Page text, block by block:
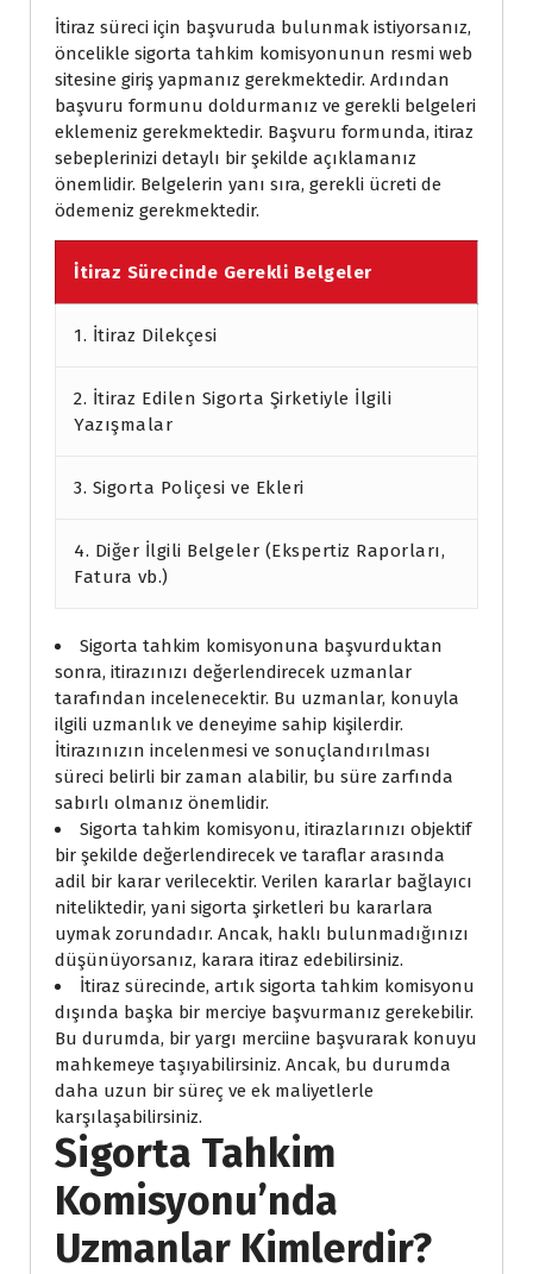
İtiraz süreci için başvuruda bulunmak istiyorsanız,
öncelikle sigorta tahkim komisyonunun resmi web
sitesine giriş yapmanız gerekmektedir. Ardından
başvuru formunu doldurmanız ve gerekli belgeleri
eklemeniz gerekmektedir. Başvuru formunda, itiraz
sebeplerinizi detaylı bir şekilde açıklamanız
önemlidir. Belgelerin yanı sıra, gerekli ücreti de
ödemeniz gerekmektedir.
İtiraz Sürecinde Gerekli Belgeler
1. İtiraz Dilekçesi
2. İtiraz Edilen Sigorta Şirketiyle İlgili
Yazışmalar
3. Sigorta Poliçesi ve Ekleri
4. Diğer İlgili Belgeler (Ekspertiz Raporları,
Fatura vb.)
Sigorta tahkim komisyonuna başvurduktan
sonra, itirazınızı değerlendirecek uzmanlar
tarafından incelenecektir. Bu uzmanlar, konuyla
ilgili uzmanlık ve deneyime sahip kişilerdir.
İtirazınızın incelenmesi ve sonuçlandırılması
süreci belirli bir zaman alabilir, bu süre zarfında
sabırlı olmanız önemlidir.
Sigorta tahkim komisyonu, itirazlarınızı objektif
bir şekilde değerlendirecek ve taraflar arasında
adil bir karar verilecektir. Verilen kararlar bağlayıcı
niteliktedir, yani sigorta şirketleri bu kararlara
uymak zorundadır. Ancak, haklı bulunmadığınızı
düşünüyorsanız, karara itiraz edebilirsiniz.
İtiraz sürecinde, artık sigorta tahkim komisyonu
dışında başka bir merciye başvurmanız gerekebilir.
Bu durumda, bir yargı merciine başvurarak konuyu
mahkemeye taşıyabilirsiniz. Ancak, bu durumda
daha uzun bir süreç ve ek maliyetlerle
karşılaşabilirsiniz.
Sigorta Tahkim
Komisyonu’nda
Uzmanlar Kimlerdir?